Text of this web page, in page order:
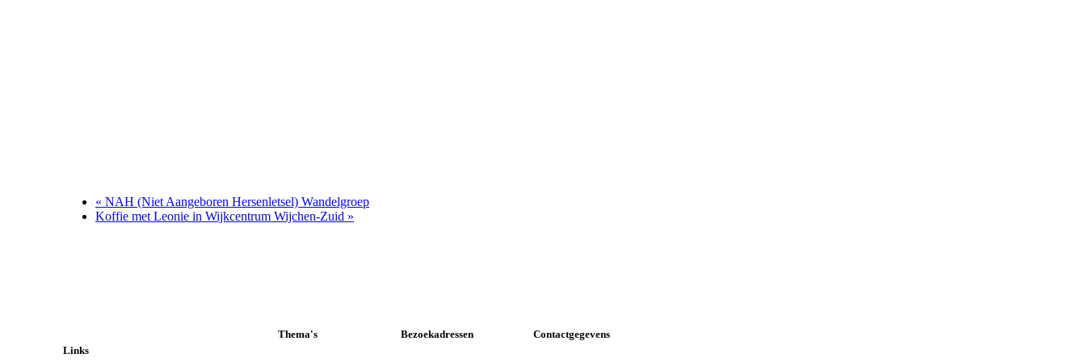
« NAH (Niet Aangeboren Hersenletsel) Wandelgroep
Koffie met Leonie in Wijkcentrum Wijchen-Zuid »
Links
Thema's Bezoekadressen Contactgegevens